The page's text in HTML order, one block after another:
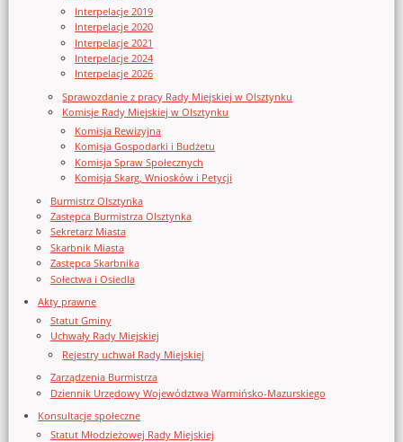
Interpelacje 2019
Interpelacje 2020
Interpelacje 2021
Interpelacje 2024
Interpelacje 2026
Sprawozdanie z pracy Rady Miejskiej w Olsztynku
Komisje Rady Miejskiej w Olsztynku
Komisja Rewizyjna
Komisja Gospodarki i Budżetu
Komisja Spraw Społecznych
Komisja Skarg, Wniosków i Petycji
Burmistrz Olsztynka
Zastępca Burmistrza Olsztynka
Sekretarz Miasta
Skarbnik Miasta
Zastępca Skarbnika
Sołectwa i Osiedla
Akty prawne
Statut Gminy
Uchwały Rady Miejskiej
Rejestry uchwał Rady Miejskiej
Zarządzenia Burmistrza
Dziennik Urzędowy Województwa Warmińsko-Mazurskiego
Konsultacje społeczne
Statut Młodzieżowej Rady Miejskiej